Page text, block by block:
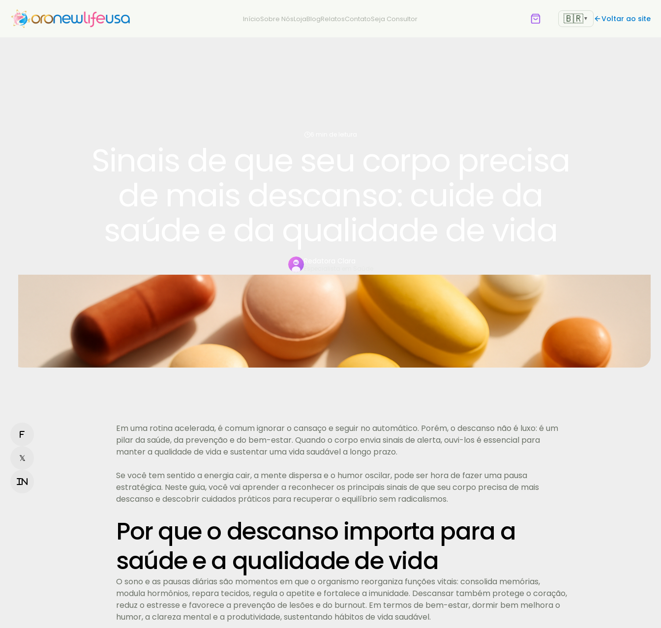
InícioSobre NósLojaBlogRelatosContatoSeja Consultor 🇧🇷▼ Voltar ao site
Redatora Clara
Especialista em Saúde
f
𝕏
in
Em uma rotina acelerada, é comum ignorar o cansaço e seguir no automático. Porém, o descanso não é luxo: é um
pilar da saúde, da prevenção e do bem-estar. Quando o corpo envia sinais de alerta, ouvi-los é essencial para
manter a qualidade de vida e sustentar uma vida saudável a longo prazo.
Se você tem sentido a energia cair, a mente dispersa e o humor oscilar, pode ser hora de fazer uma pausa
estratégica. Neste guia, você vai aprender a reconhecer os principais sinais de que seu corpo precisa de mais
descanso e descobrir cuidados práticos para recuperar o equilíbrio sem radicalismos.
Por que o descanso importa para a
saúde e a qualidade de vida
O sono e as pausas diárias são momentos em que o organismo reorganiza funções vitais: consolida memórias,
modula hormônios, repara tecidos, regula o apetite e fortalece a imunidade. Descansar também protege o coração,
reduz o estresse e favorece a prevenção de lesões e do burnout. Em termos de bem-estar, dormir bem melhora o
humor, a clareza mental e a produtividade, sustentando hábitos de vida saudável.